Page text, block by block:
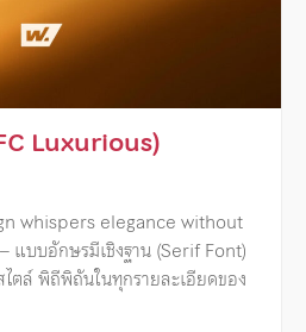
Luxurious)
whispers elegance without
แบบอักษรมีเชิงฐาน (Serif Font)
ตล์ พิถีพิถันในทุกรายละเอียดของ